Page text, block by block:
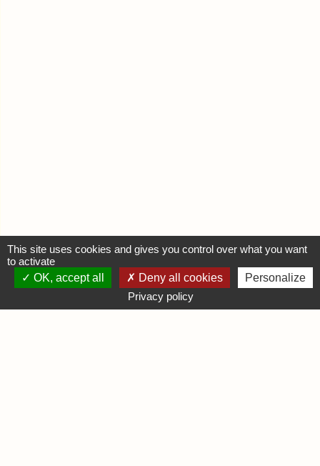
MON COMPTE
Se connecter
This site uses cookies and gives you control over what you want
to activate
OK, accept all
Deny all cookies
Personalize
Privacy policy